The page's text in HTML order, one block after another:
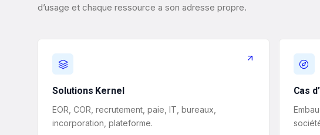
d’usage et chaque ressource a son adresse propre.
Solutions Kernel
EOR, COR, recrutement, paie, IT, bureaux,
incorporation, plateforme.
Cas